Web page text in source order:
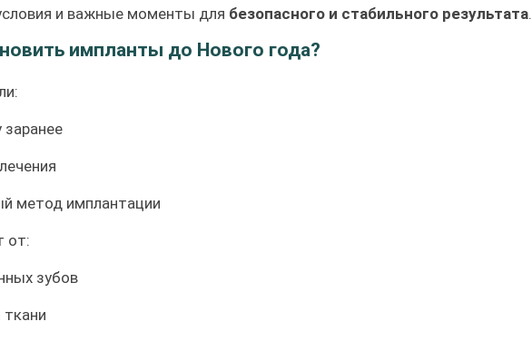
и важные моменты для безопасного и стабильного результата.
импланты до Нового года?
заранее
метод имплантации
от:
зубов